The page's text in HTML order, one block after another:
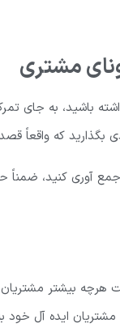
مشتری
باشید، به جای
بگذارید که واقعاً
آوری کنید، ضمناً
هرچه بیشتر
ایده آل